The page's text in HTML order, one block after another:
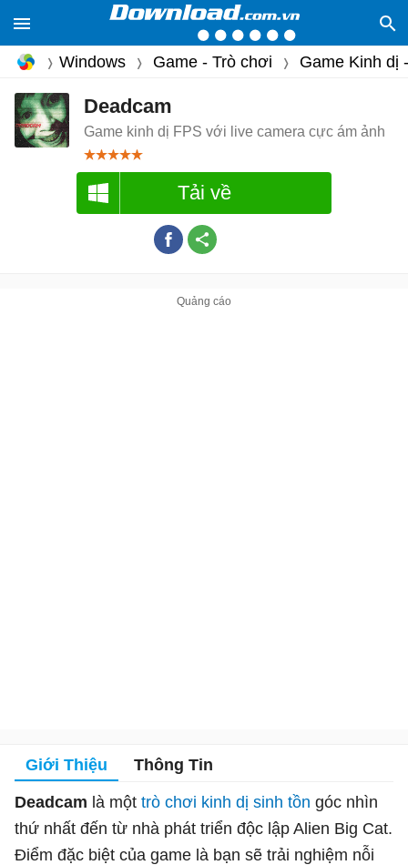
Windows Game - Trò chơi Game Kinh dị
Deadcam
Game kinh dị FPS với live camera cực ám ảnh
Tải về
Giới Thiệu Thông Tin
Deadcam là một trò chơi kinh dị sinh tồn góc nhìn
thứ nhất đến từ nhà phát triển độc lập Alien Big Cat.
Điểm đặc biệt của game là bạn sẽ trải nghiệm nỗi